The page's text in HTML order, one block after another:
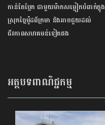
កាន់តែប្លែក ជាមួយម៉ាកសម្លៀកបំពាក់ក្នុង
ស្រុកច្នៃម៉ូដពីក្រមា និងអាចជួយដល់
ជីវភាពសហគមន៍ទៀតផង
អត្ថបទពាណិជ្ជកម្ម